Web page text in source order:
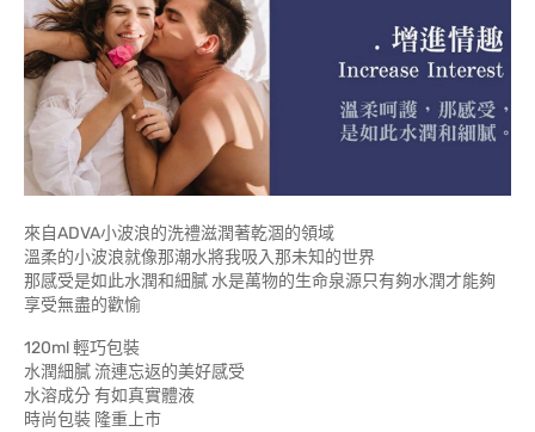
來自ADVA小波浪的洗禮滋潤著乾涸的領域
溫柔的小波浪就像那潮水將我吸入那未知的世界
那感受是如此水潤和細膩 水是萬物的生命泉源只有夠水潤才能夠
享受無盡的歡愉
120ml 輕巧包裝
水潤細膩 流連忘返的美好感受
水溶成分 有如真實體液
時尚包裝 隆重上市